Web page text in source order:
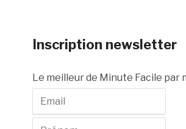
Inscription newsletter
Le meilleur de Minute Facile par